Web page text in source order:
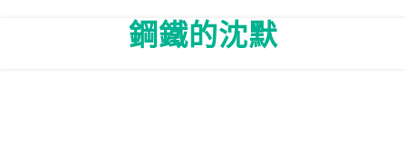
鋼鐵的沈默